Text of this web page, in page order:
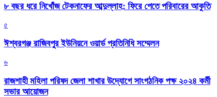
৮ বছর ধরে নিখোঁজ টেকনাফের আব্দুল্লাহ: ফিরে পেতে পরিবারের আকুতি
৫
ঈশ্বরগঞ্জ রাজিবপুর ইউনিয়নে ওয়ার্ড প্রতিনিধি সম্মেলন
৬
রাজশাহী মহিলা পরিষদ জেলা শাখার উদ্যোগে সাংগঠনিক পক্ষ ২০২৪ কর্মী
সভার আয়োজন